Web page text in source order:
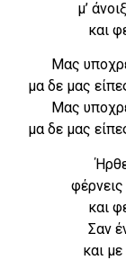
μ’
και
Μας
μα δε μας
Μας
μα δε μας
και
Σαν
και